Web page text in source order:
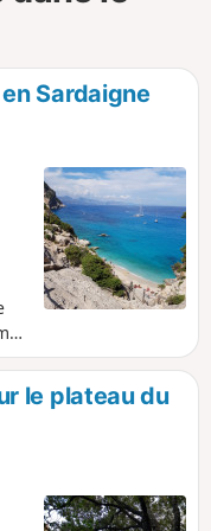
Sardaigne
le plateau du